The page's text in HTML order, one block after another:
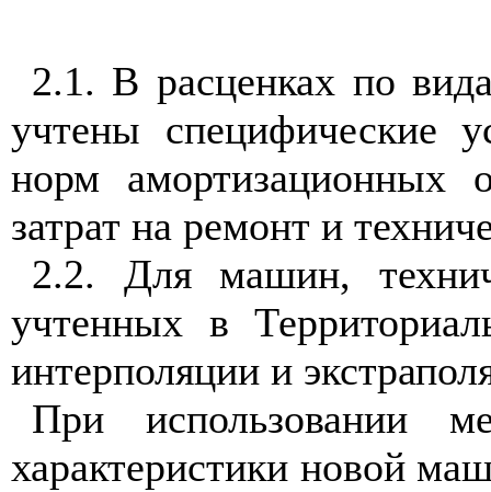
2.1. В расценках по
учтены специфические
норм амортизационных
затрат на ремонт и
2.2. Для машин,
учтенных в
интерполяции и
При использовании
характеристики новой